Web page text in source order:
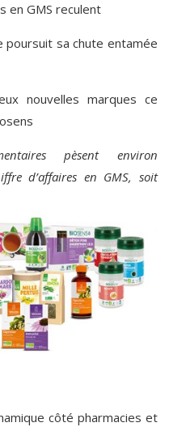
en GMS reculent
poursuit sa chute entamée
nouvelles marques ce
pèsent environ
d’affaires en GMS, soit
côté pharmacies et